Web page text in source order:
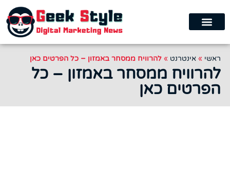
ראשי » אינטרנט » להרוויח ממסחר באמזון – כל הפרטים כאן
להרוויח ממסחר באמזון – כל
הפרטים כאן